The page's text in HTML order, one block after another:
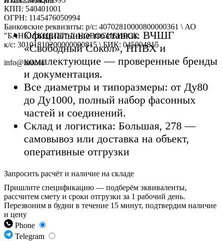
Официальные поставки: ВЧШГ
«Свободный Сокол», НПВХ и
комплектующие — проверенные бренды
и документация.
Все диаметры и типоразмеры: от Ду80
до Ду1000, полный набор фасонных
частей и соединений.
Склад и логистика: Большая, 278 —
самовывоз или доставка на объект,
оперативные отгрузки
Запросить расчёт и наличие на складе
Пришлите спецификацию — подберём эквиваленты,
рассчитем смету и сроки отгрузки за 1 рабочий день.
Перезвоним в будни в течение 15 минут, подтвердим наличие
и цену
Phone
Telegram
КПП: 540401001
ОГРН: 1145476050994
Банковские реквизиты: р/с: 40702810000800000361 \ АО
"БАНК АКЦЕПТ" Г. НОВОСИБИРСК
к/с: 30101810200000000815 \ БИК: 045004815
info@imk.su